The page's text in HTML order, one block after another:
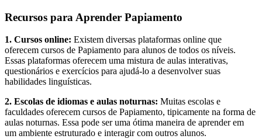
Recursos para Aprender Papiamento
1. Cursos online: Existem diversas plataformas online que
oferecem cursos de Papiamento para alunos de todos os níveis.
Essas plataformas oferecem uma mistura de aulas interativas,
questionários e exercícios para ajudá-lo a desenvolver suas
habilidades linguísticas.
2. Escolas de idiomas e aulas noturnas: Muitas escolas e
faculdades oferecem cursos de Papiamento, tipicamente na forma de
aulas noturnas. Essa pode ser uma ótima maneira de aprender em
um ambiente estruturado e interagir com outros alunos.